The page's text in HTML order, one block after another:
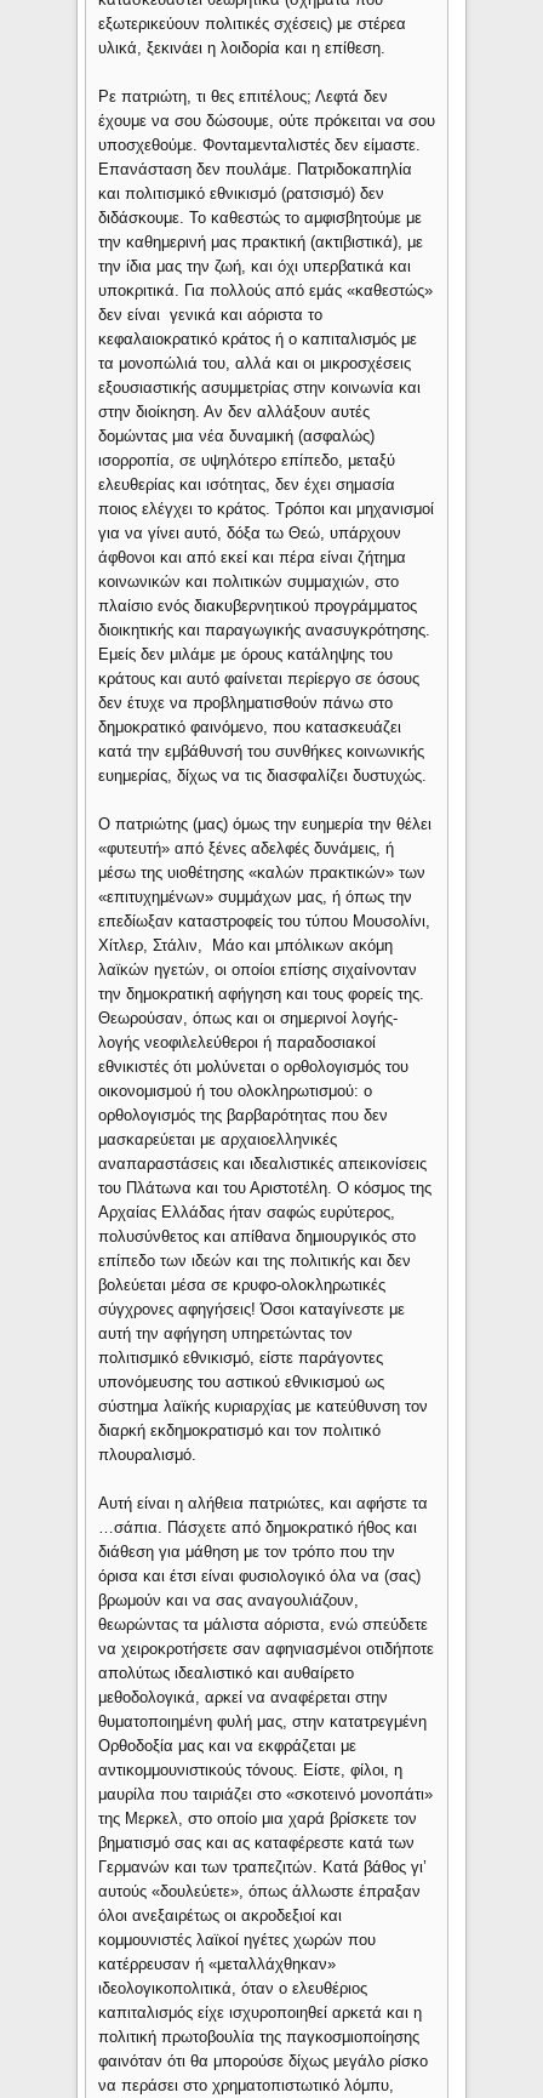
εξωτερικεύουν πολιτικές σχέσεις) με στέρεα
υλικά, ξεκινάει η λοιδορία και η επίθεση.
Ρε πατριώτη, τι θες επιτέλους; Λεφτά δεν
έχουμε να σου δώσουμε, ούτε πρόκειται να σου
υποσχεθούμε. Φονταμενταλιστές δεν είμαστε.
Επανάσταση δεν πουλάμε. Πατριδοκαπηλία
και πολιτισμικό εθνικισμό (ρατσισμό) δεν
διδάσκουμε. Το καθεστώς το αμφισβητούμε με
την καθημερινή μας πρακτική (ακτιβιστικά), με
την ίδια μας την ζωή, και όχι υπερβατικά και
υποκριτικά. Για πολλούς από εμάς «καθεστώς»
δεν είναι γενικά και αόριστα το
κεφαλαιοκρατικό κράτος ή ο καπιταλισμός με
τα μονοπώλιά του, αλλά και οι μικροσχέσεις
εξουσιαστικής ασυμμετρίας στην κοινωνία και
στην διοίκηση. Αν δεν αλλάξουν αυτές
δομώντας μια νέα δυναμική (ασφαλώς)
ισορροπία, σε υψηλότερο επίπεδο, μεταξύ
ελευθερίας και ισότητας, δεν έχει σημασία
ποιος ελέγχει το κράτος. Τρόποι και μηχανισμοί
για να γίνει αυτό, δόξα τω Θεώ, υπάρχουν
άφθονοι και από εκεί και πέρα είναι ζήτημα
κοινωνικών και πολιτικών συμμαχιών, στο
πλαίσιο ενός διακυβερνητικού προγράμματος
διοικητικής και παραγωγικής ανασυγκρότησης.
Εμείς δεν μιλάμε με όρους κατάληψης του
κράτους και αυτό φαίνεται περίεργο σε όσους
δεν έτυχε να προβληματισθούν πάνω στο
δημοκρατικό φαινόμενο, που κατασκευάζει
κατά την εμβάθυνσή του συνθήκες κοινωνικής
ευημερίας, δίχως να τις διασφαλίζει δυστυχώς.
Ο πατριώτης (μας) όμως την ευημερία την θέλει
«φυτευτή» από ξένες αδελφές δυνάμεις, ή
μέσω της υιοθέτησης «καλών πρακτικών» των
«επιτυχημένων» συμμάχων μας, ή όπως την
επεδίωξαν καταστροφείς του τύπου Μουσολίνι,
Χίτλερ, Στάλιν, Μάο και μπόλικων ακόμη
λαϊκών ηγετών, οι οποίοι επίσης σιχαίνονταν
την δημοκρατική αφήγηση και τους φορείς της.
Θεωρούσαν, όπως και οι σημερινοί λογής-
λογής νεοφιλελεύθεροι ή παραδοσιακοί
εθνικιστές ότι μολύνεται ο ορθολογισμός του
οικονομισμού ή του ολοκληρωτισμού: ο
ορθολογισμός της βαρβαρότητας που δεν
μασκαρεύεται με αρχαιοελληνικές
αναπαραστάσεις και ιδεαλιστικές απεικονίσεις
του Πλάτωνα και του Αριστοτέλη. Ο κόσμος της
Αρχαίας Ελλάδας ήταν σαφώς ευρύτερος,
πολυσύνθετος και απίθανα δημιουργικός στο
επίπεδο των ιδεών και της πολιτικής και δεν
βολεύεται μέσα σε κρυφο-ολοκληρωτικές
σύγχρονες αφηγήσεις! Όσοι καταγίνεστε με
αυτή την αφήγηση υπηρετώντας τον
πολιτισμικό εθνικισμό, είστε παράγοντες
υπονόμευσης του αστικού εθνικισμού ως
σύστημα λαϊκής κυριαρχίας με κατεύθυνση τον
διαρκή εκδημοκρατισμό και τον πολιτικό
πλουραλισμό.
Αυτή είναι η αλήθεια πατριώτες, και αφήστε τα
…σάπια. Πάσχετε από δημοκρατικό ήθος και
διάθεση για μάθηση με τον τρόπο που την
όρισα και έτσι είναι φυσιολογικό όλα να (σας)
βρωμούν και να σας αναγουλιάζουν,
θεωρώντας τα μάλιστα αόριστα, ενώ σπεύδετε
να χειροκροτήσετε σαν αφηνιασμένοι οτιδήποτε
απολύτως ιδεαλιστικό και αυθαίρετο
μεθοδολογικά, αρκεί να αναφέρεται στην
θυματοποιημένη φυλή μας, στην κατατρεγμένη
Ορθοδοξία μας και να εκφράζεται με
αντικομμουνιστικούς τόνους. Είστε, φίλοι, η
μαυρίλα που ταιριάζει στο «σκοτεινό μονοπάτι»
της Μερκελ, στο οποίο μια χαρά βρίσκετε τον
βηματισμό σας και ας καταφέρεστε κατά των
Γερμανών και των τραπεζιτών. Κατά βάθος γι’
αυτούς «δουλεύετε», όπως άλλωστε έπραξαν
όλοι ανεξαιρέτως οι ακροδεξιοί και
κομμουνιστές λαϊκοί ηγέτες χωρών που
κατέρρευσαν ή «μεταλλάχθηκαν»
ιδεολογικοπολιτικά, όταν ο ελευθέριος
καπιταλισμός είχε ισχυροποιηθεί αρκετά και η
πολιτική πρωτοβουλία της παγκοσμιοποίησης
φαινόταν ότι θα μπορούσε δίχως μεγάλο ρίσκο
να περάσει στο χρηματοπιστωτικό λόμπυ,